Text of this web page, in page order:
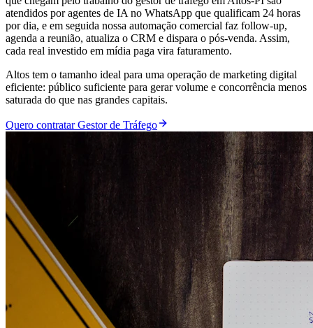
atendidos por agentes de IA no WhatsApp que qualificam 24 horas
por dia, e em seguida nossa automação comercial faz follow-up,
agenda a reunião, atualiza o CRM e dispara o pós-venda. Assim,
cada real investido em mídia paga vira faturamento.
Altos tem o tamanho ideal para uma operação de marketing digital
eficiente: público suficiente para gerar volume e concorrência menos
saturada do que nas grandes capitais.
Quero contratar Gestor de Tráfego